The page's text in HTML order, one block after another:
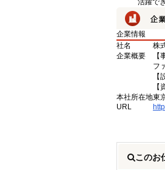
活躍で
企業情報
社名
株
企業概要
【
フ
本社所在地東
URL
このお